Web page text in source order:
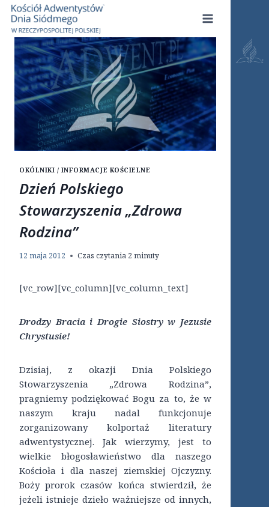
Przejdź
treści
OKÓLNIKI / INFORMACJE KOŚCIELNE
Dzień Polskiego
Stowarzyszenia „Zdrowa
Rodzina”
12 maja 2012 Czas czytania 2 minuty
[vc_row][vc_column][vc_column_text]
Drodzy Bracia i Drogie Siostry w Jezusie
Chrystusie!
Dzisiaj, z okazji Dnia Polskiego
Stowarzyszenia „Zdrowa Rodzina”,
pragniemy podziękować Bogu za to, że w
naszym kraju nadal funkcjonuje
zorganizowany kolportaż literatury
adwentystycznej. Jak wierzymy, jest to
wielkie błogosławieństwo dla naszego
Kościoła i dla naszej ziemskiej Ojczyzny.
Boży prorok czasów końca stwierdził, że
jeżeli istnieje dzieło ważniejsze od innych,